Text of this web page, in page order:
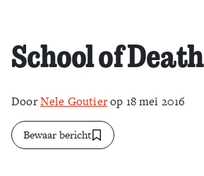
School of Death
DoorNele Goutierop 18 mei 2016
Bewaar bericht